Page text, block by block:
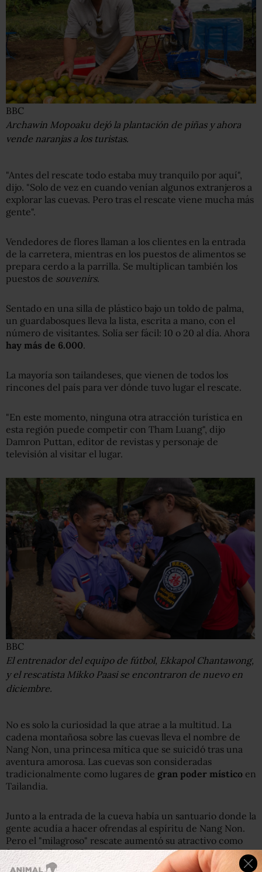
BBC
Archawin Mopoaku dejó la plantación de piñas y ahora
vende naranjas a los turistas.
"Antes del rescate todo estaba muy tranquilo por aquí",
dijo. "Solo de vez en cuando venían algunos extranjeros a
explorar las cuevas. Pero tras el rescate viene mucha más
gente".
Vendedores de flores llaman a los clientes en la entrada
de la carretera, mientras en los puestos de alimentos se
prepara cerdo a la parrilla. Se multiplican también los
puestos de souvenirs.
Sentado en una silla de plástico bajo un toldo de palma,
un guardabosques lleva la lista, escrita a mano, con el
número de visitantes. Solía ser fácil: 10 o 20 al día. Ahora
hay más de 6.000.
La mayoría son tailandeses, que vienen de todos los
rincones del país para ver dónde tuvo lugar el rescate.
"En este momento, ninguna otra atracción turística en
esta región puede competir con Tham Luang", dijo
Damron Puttan, editor de revistas y personaje de
televisión al visitar el lugar.
BBC
El entrenador del equipo de fútbol, Ekkapol Chantawong,
y el rescatista Mikko Paasi se encontraron de nuevo en
diciembre.
No es solo la curiosidad la que atrae a la multitud. La
cadena montañosa sobre las cuevas lleva el nombre de
Nang Non, una princesa mítica que se suicidó tras una
aventura amorosa. Las cuevas son consideradas
tradicionalmente como lugares de gran poder místico en
Tailandia.
Junto a la entrada de la cueva había un santuario donde la
gente acudía a hacer ofrendas al espíritu de Nang Non.
Pero el "milagroso" rescate aumentó su atractivo como
fuente de buena fortuna.